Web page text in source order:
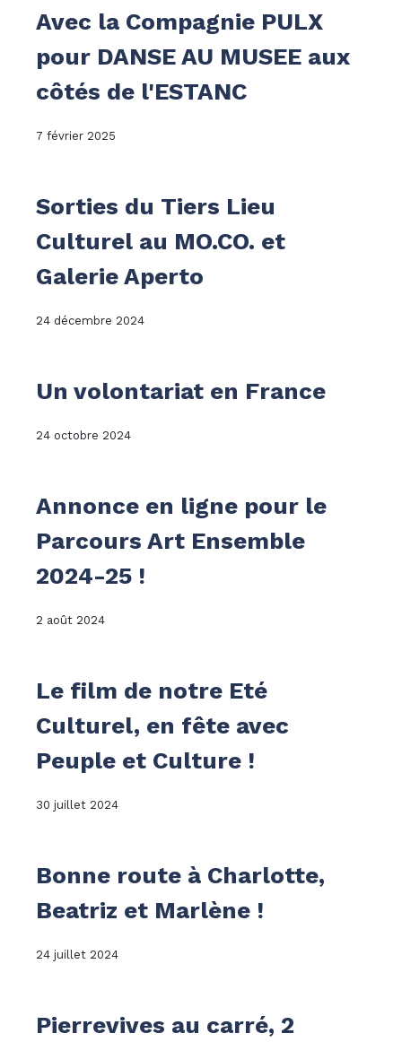
Avec la Compagnie PULX
pour DANSE AU MUSEE aux
côtés de l'ESTANC
7 février 2025
Sorties du Tiers Lieu
Culturel au MO.CO. et
Galerie Aperto
24 décembre 2024
Un volontariat en France
24 octobre 2024
Annonce en ligne pour le
Parcours Art Ensemble
2024-25 !
2 août 2024
Le film de notre Eté
Culturel, en fête avec
Peuple et Culture !
30 juillet 2024
Bonne route à Charlotte,
Beatriz et Marlène !
24 juillet 2024
Pierrevives au carré, 2